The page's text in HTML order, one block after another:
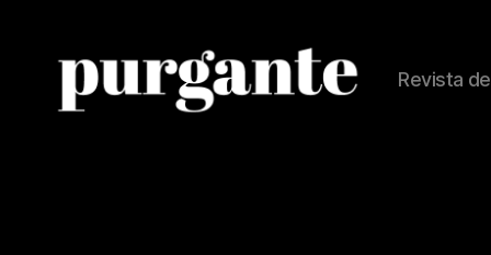
Revista